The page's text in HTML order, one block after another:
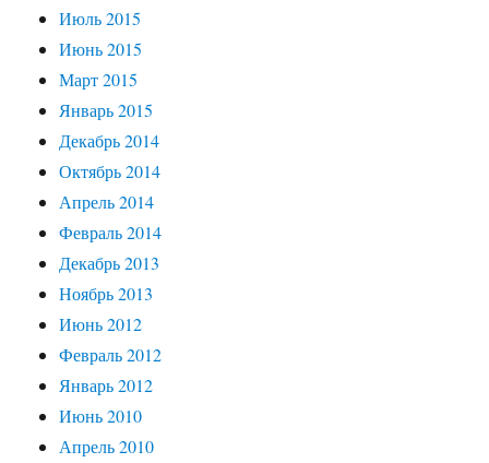
Июль 2015
Июнь 2015
Март 2015
Январь 2015
Декабрь 2014
Октябрь 2014
Апрель 2014
Февраль 2014
Декабрь 2013
Ноябрь 2013
Июнь 2012
Февраль 2012
Январь 2012
Июнь 2010
Апрель 2010